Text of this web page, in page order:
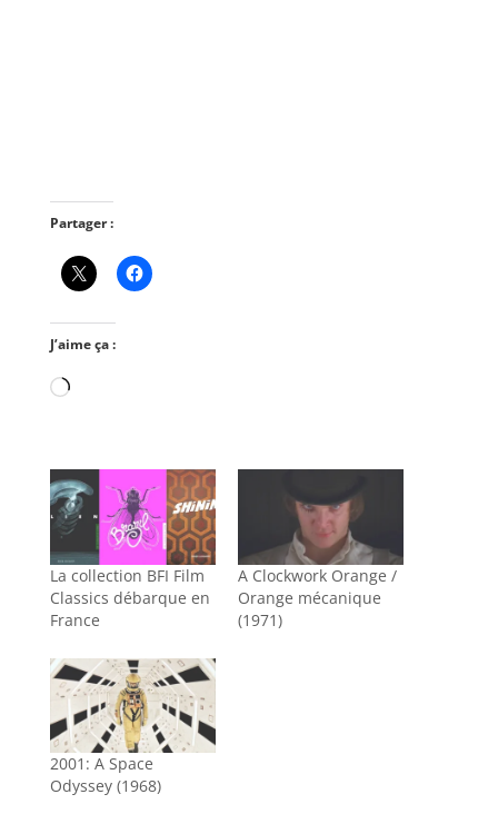
Partager :
J’aime ça :
Chargement…
La collection BFI Film
Classics débarque en
France
A Clockwork Orange /
Orange mécanique
(1971)
2001: A Space
Odyssey (1968)